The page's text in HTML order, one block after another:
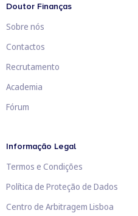
Doutor Finanças
Sobre nós
Contactos
Recrutamento
Academia
Fórum
Informação Legal
Termos e Condições
Política de Proteção de Dados
Centro de Arbitragem Lisboa